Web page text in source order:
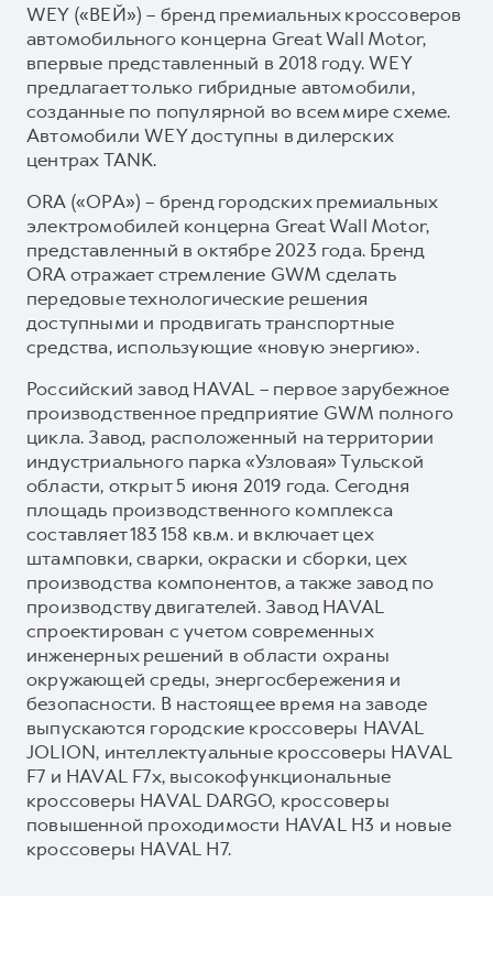
WEY («ВЕЙ») – бренд премиальных кроссоверов
автомобильного концерна Great Wall Motor,
впервые представленный в 2018 году. WEY
предлагает только гибридные автомобили,
созданные по популярной во всем мире схеме.
Автомобили WEY доступны в дилерских
центрах TANK.
ORA («ОРА») – бренд городских премиальных
электромобилей концерна Great Wall Motor,
представленный в октябре 2023 года. Бренд
ORA отражает стремление GWM сделать
передовые технологические решения
доступными и продвигать транспортные
средства, использующие «новую энергию».
Российский завод HAVAL – первое зарубежное
производственное предприятие GWM полного
цикла. Завод, расположенный на территории
индустриального парка «Узловая» Тульской
области, открыт 5 июня 2019 года. Сегодня
площадь производственного комплекса
составляет 183 158 кв.м. и включает цех
штамповки, сварки, окраски и сборки, цех
производства компонентов, а также завод по
производству двигателей. Завод HAVAL
спроектирован с учетом современных
инженерных решений в области охраны
окружающей среды, энергосбережения и
безопасности. В настоящее время на заводе
выпускаются городские кроссоверы HAVAL
JOLION, интеллектуальные кроссоверы HAVAL
F7 и HAVAL F7x, высокофункциональные
кроссоверы HAVAL DARGO, кроссоверы
повышенной проходимости HAVAL H3 и новые
кроссоверы HAVAL H7.